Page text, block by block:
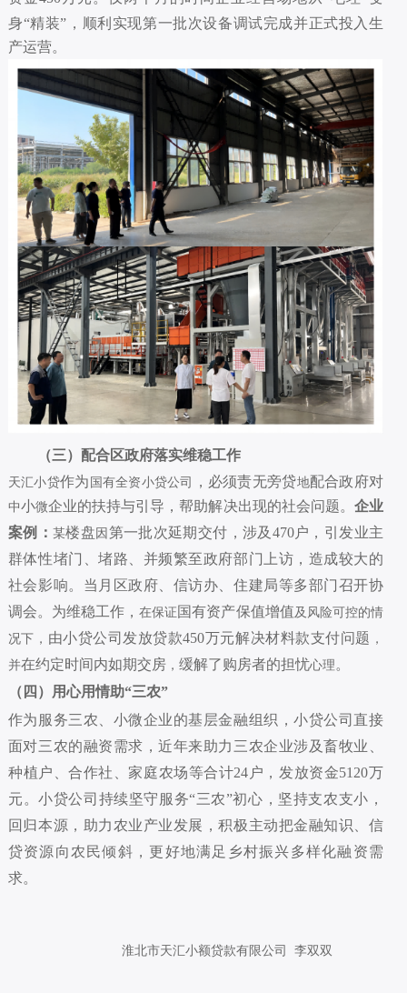
身“精装” ，顺利实现第一批次设备调试完成并正式投入生
产运营。
（三）配合区政府落实维稳工作
天汇小贷作为 国有全资小贷公司 ，必须责无旁贷地配合政府对
中小微企业的扶持与引导，帮助解决出现的社会问题。 企业
案例：某楼盘 因 第一批次延期交付，涉及 470户，引发业主
群体性堵门、堵路、并频繁至政府部门上访，造成较大的
社会影响。当月区政府、信访办、住建局等多部门召开协
调会。为维稳工作，在保证 国有资产保值增值及风险可控的情
况下， 由小贷公司发放贷款450万元解决材料款支付问题 ，
并在约定时间内如期交房， 缓解了购房者的担忧心理。
（四）用心用情助“三农”
作为服务三农、小微企业的基层金融组织，小贷公司直接
面对三农的融资需求，近年来助力三农企业涉及畜牧业、
种植户、合作社、家庭农场等合计24户，发放资金5120万
元。小贷公司持续坚守服务“三农”初心，坚持支农支小，
回归本源，助力农业产业发展，积极主动把金融知识、信
贷资源向农民倾斜，更好地满足乡村振兴多样化融资需
求。
淮北市天汇小额贷款有限公司 李双双